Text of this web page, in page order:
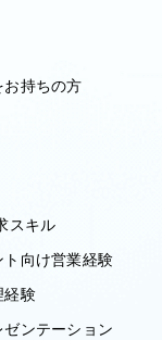
お持ちの方
スキル
ト向け営業経験
経験
ンテーション